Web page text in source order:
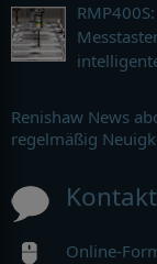
Renishaw News
regelmäßig
Online-